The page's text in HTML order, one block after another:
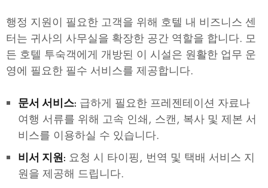
행정 지원이 필요한 고객을 위해 호텔 내 비즈니스 센
터는 귀사의 사무실을 확장한 공간 역할을 합니다. 모
든 호텔 투숙객에게 개방된 이 시설은 원활한 업무 운
영에 필요한 필수 서비스를 제공합니다.
문서 서비스: 급하게 필요한 프레젠테이션 자료나
여행 서류를 위해 고속 인쇄, 스캔, 복사 및 제본 서
비스를 이용하실 수 있습니다.
비서 지원: 요청 시 타이핑, 번역 및 택배 서비스 지
원을 제공해 드립니다.